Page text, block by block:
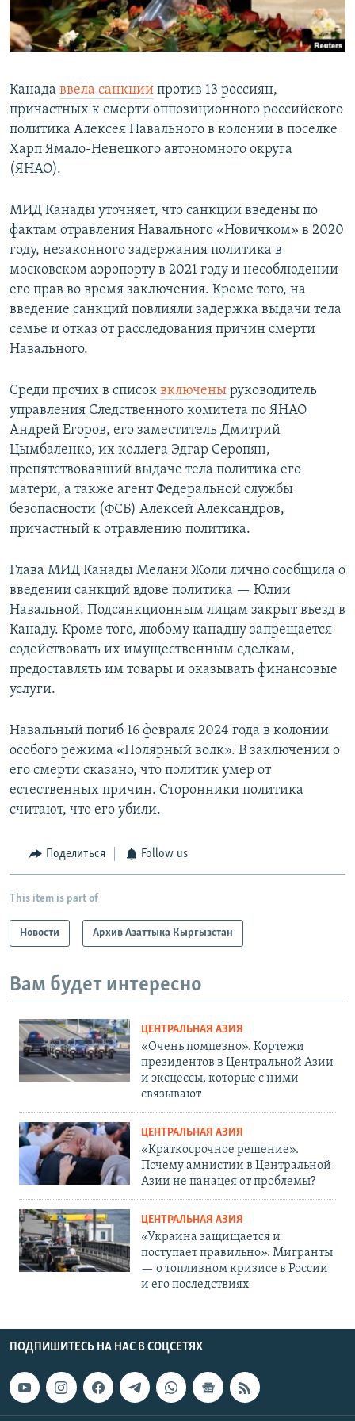
Канада ввела санкции против 13 россиян,
причастных к смерти оппозиционного российского
политика Алексея Навального в колонии в поселке
Харп Ямало-Ненецкого автономного округа
(ЯНАО).
МИД Канады уточняет, что санкции введены по
фактам отравления Навального «Новичком» в 2020
году, незаконного задержания политика в
московском аэропорту в 2021 году и несоблюдении
его прав во время заключения. Кроме того, на
введение санкций повлияли задержка выдачи тела
семье и отказ от расследования причин смерти
Навального.
Среди прочих в список включены руководитель
управления Следственного комитета по ЯНАО
Андрей Егоров, его заместитель Дмитрий
Цымбаленко, их коллега Эдгар Серопян,
препятствовавший выдаче тела политика его
матери, а также агент Федеральной службы
безопасности (ФСБ) Алексей Александров,
причастный к отравлению политика.
Глава МИД Канады Мелани Жоли лично сообщила о
введении санкций вдове политика — Юлии
Навальной. Подсанкционным лицам закрыт въезд в
Канаду. Кроме того, любому канадцу запрещается
содействовать их имущественным сделкам,
предоставлять им товары и оказывать финансовые
услуги.
Навальный погиб 16 февраля 2024 года в колонии
особого режима «Полярный волк». В заключении о
его смерти сказано, что политик умер от
естественных причин. Сторонники политика
считают, что его убили.
Поделиться Follow us
This item is part of
Новости Архив Азаттыка Кыргызстан
Вам будет интересно
ЦЕНТРАЛЬНАЯ АЗИЯ
«Очень помпезно». Кортежи
президентов в Центральной Азии
и эксцессы, которые с ними
связывают
ЦЕНТРАЛЬНАЯ АЗИЯ
«Краткосрочное решение».
Почему амнистии в Центральной
Азии не панацея от проблемы?
ЦЕНТРАЛЬНАЯ АЗИЯ
«Украина защищается и
поступает правильно». Мигранты
— о топливном кризисе в России
и его последствиях
ПОДПИШИТЕСЬ НА НАС В СОЦСЕТЯХ